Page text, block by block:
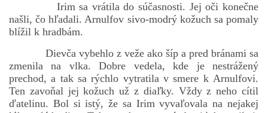
Irim sa vrátila do súčasnosti. Jej oči konečne
našli, čo hľadali. Arnulfov sivo-modrý kožuch sa pomaly
blížil k hradbám.
Dievča vybehlo z veže ako šíp a pred bránami sa
zmenila na vlka. Dobre vedela, kde je nestrážený
prechod, a tak sa rýchlo vytratila v smere k Arnulfovi.
Ten zavoňal jej kožuch už z diaľky. Vždy z neho cítil
ďatelinu. Bol si istý, že sa Irim vyvaľovala na nejakej